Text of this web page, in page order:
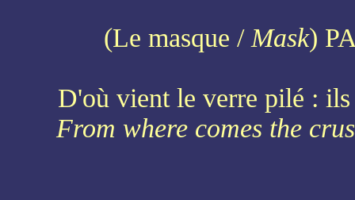
(Le masque / Mask)
D'où vient le verre pilé : ils
From where comes the